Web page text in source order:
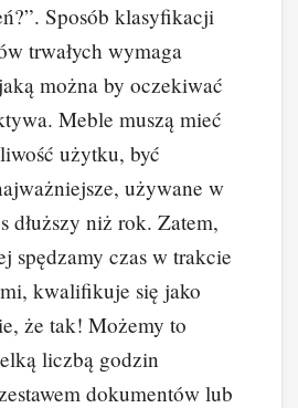
Sposób klasyfikacji
trwałych wymaga
można by oczekiwać
Meble muszą mieć
użytku, być
używane w
dłuższy niż rok. Zatem,
spędzamy czas w trakcie
kwalifikuje się jako
że tak! Możemy to
liczbą godzin
dokumentów lub